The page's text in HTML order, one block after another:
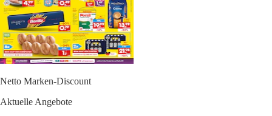
Netto Marken-Discount
Aktuelle Angebote